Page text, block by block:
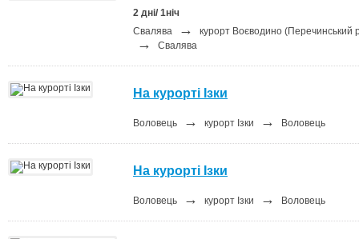
2 дні/ 1ніч
Свалява
→ курорт Воєводино (Перечинський
→ Свалява
На курорті Ізки
Воловець → курорт Ізки → Воловець
На курорті Ізки
Воловець → курорт Ізки → Воловець